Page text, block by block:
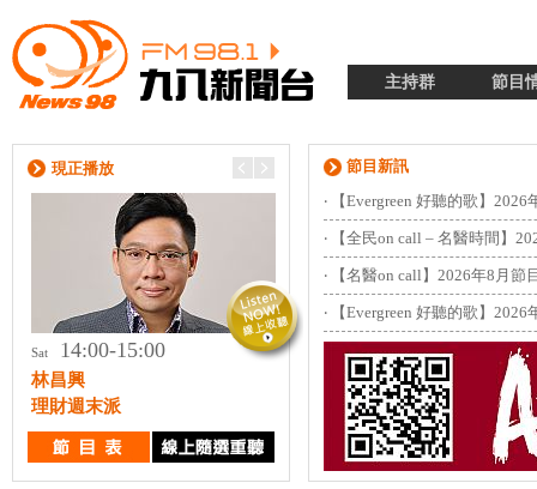
主持群 節目
現正播放
Sat 14:00-15:00
林昌興
理財週末派
Sat15:00-16:00
林昌興
週末投資吧
節目新訊
‧
【Evergreen 好聽的歌】2026
‧ 【全民on call – 名醫時間】
‧ 【名醫on call】2026年8月節
‧ 【Evergreen 好聽的歌】2026